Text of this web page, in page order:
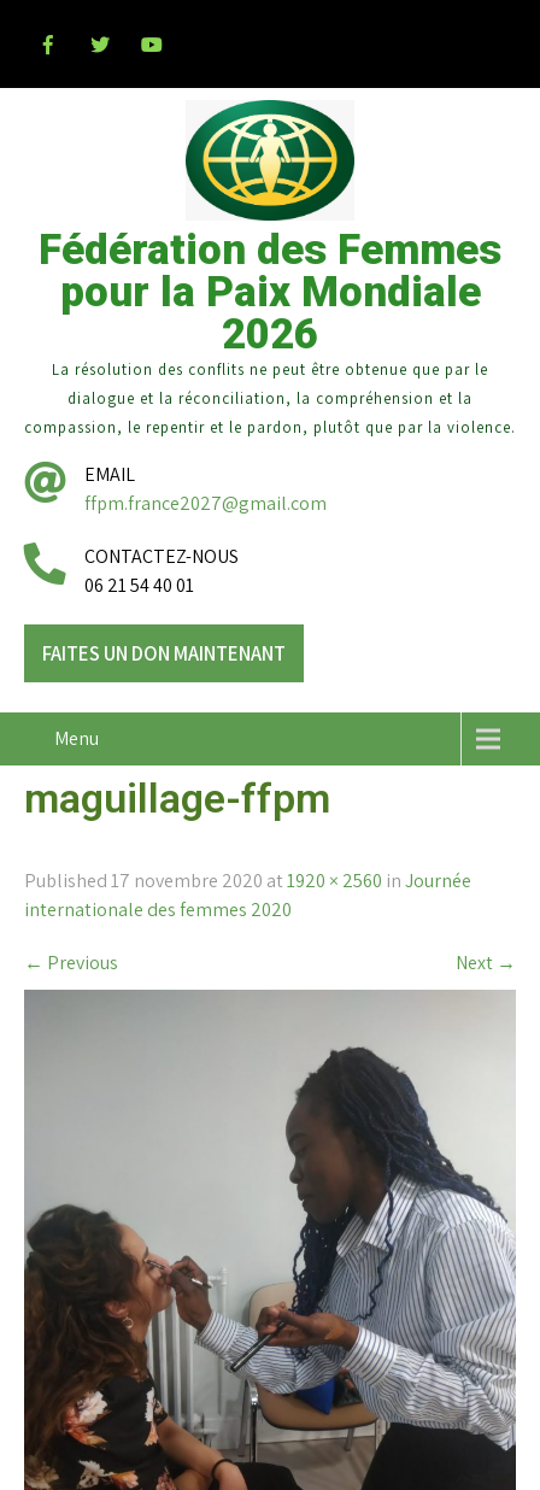
Fédération des Femmes
pour la Paix Mondiale
2026
La résolution des conflits ne peut être obtenue que par le
dialogue et la réconciliation, la compréhension et la
compassion, le repentir et le pardon, plutôt que par la violence.
EMAIL
ffpm.france2027@gmail.com
CONTACTEZ-NOUS
06 21 54 40 01
FAITES UN DON MAINTENANT
Menu
maguillage-ffpm
Published17 novembre 2020 at1920 × 2560 inJournée
internationale des femmes 2020
← Previous Next →